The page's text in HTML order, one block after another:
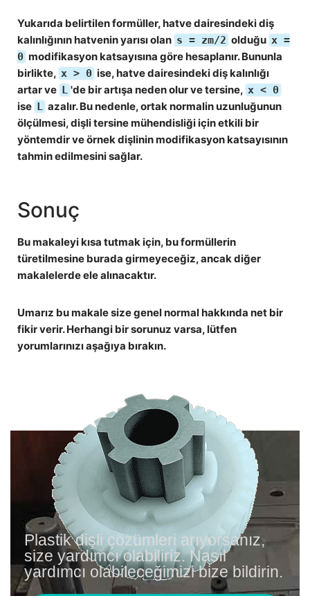
Yukarıda belirtilen formüller, hatve dairesindeki diş
kalınlığının hatvenin yarısı olan s = zm/2 olduğu x =
0 modifikasyon katsayısına göre hesaplanır. Bununla
birlikte, x > 0 ise, hatve dairesindeki diş kalınlığı
artar ve L 'de bir artışa neden olur ve tersine, x < 0
ise L azalır. Bu nedenle, ortak normalin uzunluğunun
ölçülmesi, dişli tersine mühendisliği için etkili bir
yöntemdir ve örnek dişlinin modifikasyon katsayısının
tahmin edilmesini sağlar.
Sonuç
Bu makaleyi kısa tutmak için, bu formüllerin
türetilmesine burada girmeyeceğiz, ancak diğer
makalelerde ele alınacaktır.
Umarız bu makale size genel normal hakkında net bir
fikir verir. Herhangi bir sorunuz varsa, lütfen
yorumlarınızı aşağıya bırakın.
Plastik dişli çözümleri arıyorsanız,
size yardımcı olabiliriz. Nasıl
yardımcı olabileceğimizi bize bildirin.